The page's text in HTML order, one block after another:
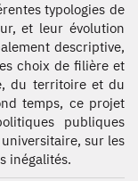
typologies de
et leur évolution
descriptive,
choix de filière et
du territoire et du
temps, ce projet
publiques
sur les
inégalités.